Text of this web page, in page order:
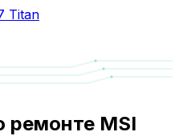
Titan
ремонте MSI